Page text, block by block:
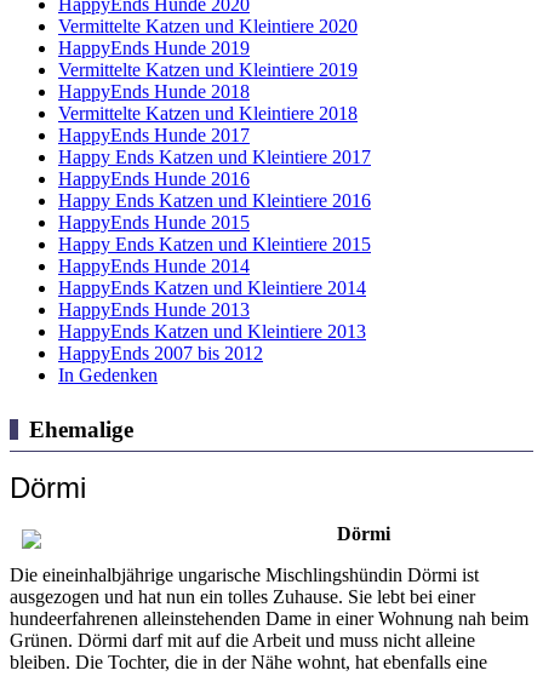
HappyEnds Hunde 2020
Vermittelte Katzen und Kleintiere 2020
HappyEnds Hunde 2019
Vermittelte Katzen und Kleintiere 2019
HappyEnds Hunde 2018
Vermittelte Katzen und Kleintiere 2018
HappyEnds Hunde 2017
Happy Ends Katzen und Kleintiere 2017
HappyEnds Hunde 2016
Happy Ends Katzen und Kleintiere 2016
HappyEnds Hunde 2015
Happy Ends Katzen und Kleintiere 2015
HappyEnds Hunde 2014
HappyEnds Katzen und Kleintiere 2014
HappyEnds Hunde 2013
HappyEnds Katzen und Kleintiere 2013
HappyEnds 2007 bis 2012
In Gedenken
Ehemalige
Dörmi
Dörmi
Die eineinhalbjährige ungarische Mischlingshündin Dörmi ist
ausgezogen und hat nun ein tolles Zuhause. Sie lebt bei einer
hundeerfahrenen alleinstehenden Dame in einer Wohnung nah beim
Grünen. Dörmi darf mit auf die Arbeit und muss nicht alleine
bleiben. Die Tochter, die in der Nähe wohnt, hat ebenfalls eine